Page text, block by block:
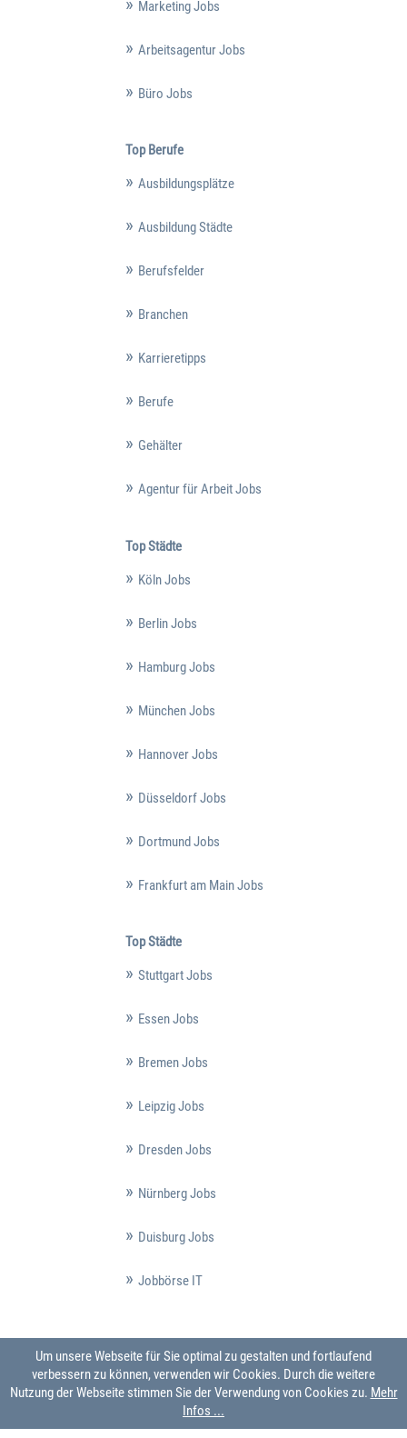
Marketing Jobs
Arbeitsagentur Jobs
Büro Jobs
Top Berufe
Ausbildungsplätze
Ausbildung Städte
Berufsfelder
Branchen
Karrieretipps
Berufe
Gehälter
Agentur für Arbeit Jobs
Top Städte
Köln Jobs
Berlin Jobs
Hamburg Jobs
München Jobs
Hannover Jobs
Düsseldorf Jobs
Dortmund Jobs
Frankfurt am Main Jobs
Top Städte
Stuttgart Jobs
Essen Jobs
Bremen Jobs
Leipzig Jobs
Dresden Jobs
Nürnberg Jobs
Duisburg Jobs
Jobbörse IT
Um unsere Webseite für Sie optimal zu gestalten und fortlaufend
verbessern zu können, verwenden wir Cookies. Durch die weitere
Nutzung der Webseite stimmen Sie der Verwendung von Cookies zu. Mehr
Infos ...